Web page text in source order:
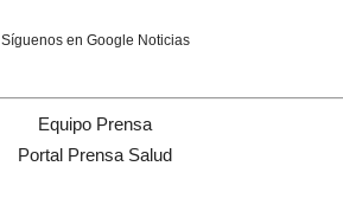
Síguenos en Google Noticias
Equipo Prensa
Portal Prensa Salud